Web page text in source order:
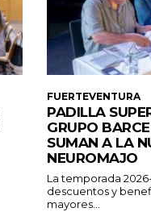
FUERTEVENTURA
PADILLA
GRUPO
SUMAN A LA
NEUROMAJO
La temporada
descuentos y
mayores...